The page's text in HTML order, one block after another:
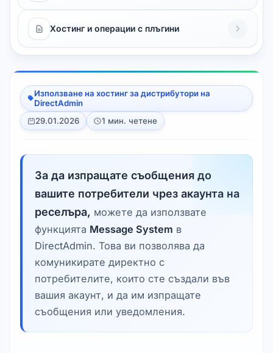
Хостинг и операции с плъгини
Използване на хостинг за дистрибутори на
DirectAdmin
29.01.2026
1 мин. четене
За да изпращате съобщения до
вашите потребители чрез акаунта на
реселъра, можете да използвате
функцията Message System в
DirectAdmin. Това ви позволява да
комуникирате директно с
потребителите, които сте създали във
вашия акаунт, и да им изпращате
съобщения или уведомления.